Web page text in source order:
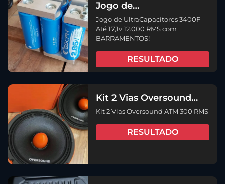
Jogo de
UltraCapacitores 3400F
Até 17,1v 12.000 RMS!
Jogo de UltraCapacitores 3400F
Até 17,1v 12.000 RMS com
BARRAMENTOS!
RESULTADO
Kit 2 Vias Oversound
ATM 300 RMS
Kit 2 Vias Oversound ATM 300 RMS
RESULTADO